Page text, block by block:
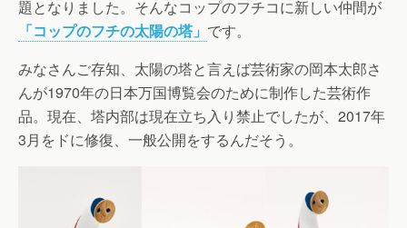
題となりました。そんなコップのフチコに新しい仲間が
「コップのフチの太陽の塔」 です。
みなさんご存知、太陽の塔と言えば芸術家の岡本太郎さ
んが1970年の日本万国博覧会のために制作した芸術作
品。現在、塔内部は現在立ち入り禁止でしたが、2017年
3月をドに修復、一般公開をするんだそう。